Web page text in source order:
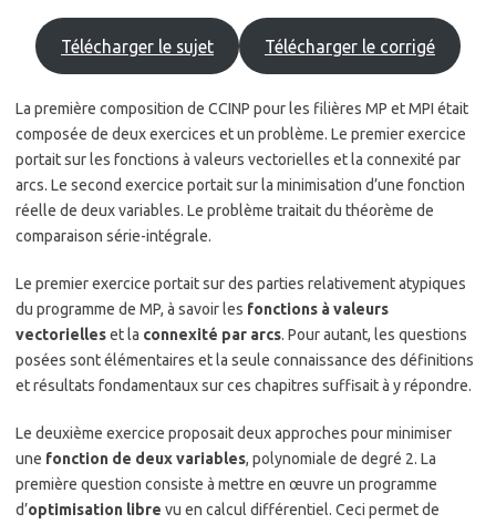
Télécharger le sujet Télécharger le corrigé
La première composition de CCINP pour les filières MP et MPI était
composée de deux exercices et un problème. Le premier exercice
portait sur les fonctions à valeurs vectorielles et la connexité par
arcs. Le second exercice portait sur la minimisation d’une fonction
réelle de deux variables. Le problème traitait du théorème de
comparaison série-intégrale.
Le premier exercice portait sur des parties relativement atypiques
du programme de MP, à savoir les fonctions à valeurs
vectorielleset la connexité par arcs. Pour autant, les questions
posées sont élémentaires et la seule connaissance des définitions
et résultats fondamentaux sur ces chapitres suffisait à y répondre.
Le deuxième exercice proposait deux approches pour minimiser
une fonction de deux variables, polynomiale de degré 2. La
première question consiste à mettre en œuvre un programme
d’optimisation libre vu en calcul différentiel. Ceci permet de